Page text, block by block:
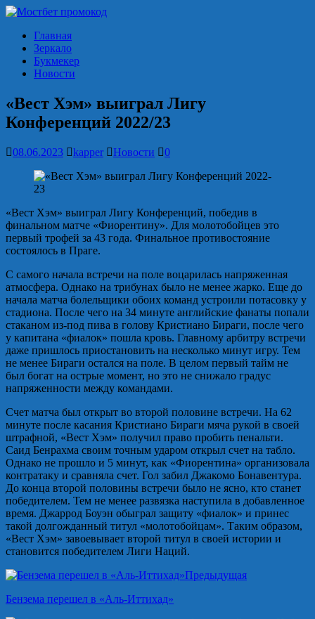
Главная
Зеркало
Букмекер
Новости
«Вест Хэм» выиграл Лигу
Конференций 2022/23
08.06.2023 kapper Новости 0
«Вест Хэм» выиграл Лигу Конференций, победив в
финальном матче «Фиорентину». Для молотобойцев это
первый трофей за 43 года. Финальное противостояние
состоялось в Праге.
С самого начала встречи на поле воцарилась напряженная
атмосфера. Однако на трибунах было не менее жарко. Еще до
начала матча болельщики обоих команд устроили потасовку у
стадиона. После чего на 34 минуте английские фанаты попали
стаканом из-под пива в голову Кристиано Бираги, после чего
у капитана «фиалок» пошла кровь. Главному арбитру встречи
даже пришлось приостановить на несколько минут игру. Тем
не менее Бираги остался на поле. В целом первый тайм не
был богат на острые момент, но это не снижало градус
напряженности между командами.
Счет матча был открыт во второй половине встречи. На 62
минуте после касания Кристиано Бираги мяча рукой в своей
штрафной, «Вест Хэм» получил право пробить пенальти.
Саид Бенрахма своим точным ударом открыл счет на табло.
Однако не прошло и 5 минут, как «Фиорентина» организовала
контратаку и сравняла счет. Гол забил Джакомо Бонавентура.
До конца второй половины встречи было не ясно, кто станет
победителем. Тем не менее развязка наступила в добавленное
время. Джаррод Боуэн обыграл защиту «фиалок» и принес
такой долгожданный титул «молотобойцам». Таким образом,
«Вест Хэм» завоевывает второй титул в своей истории и
становится победителем Лиги Наций.
Предыдущая
Бензема перешел в «Аль-Иттихад»